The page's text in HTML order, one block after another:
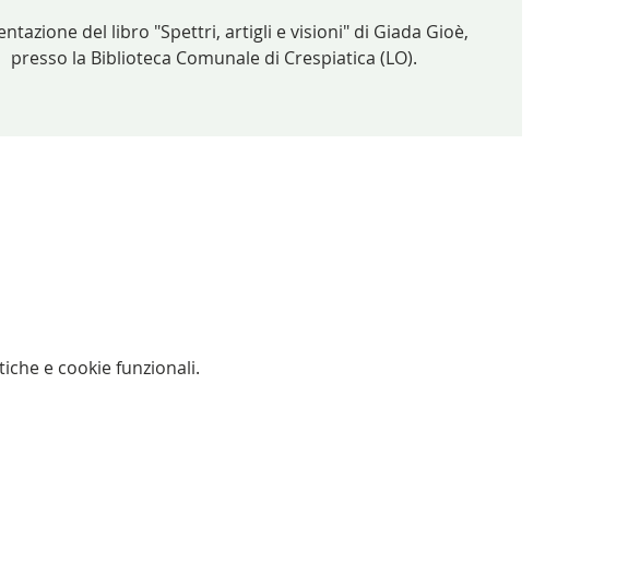
del libro "Spettri, artigli e visioni" di Giada Gioè,
presso la Biblioteca Comunale di Crespiatica (LO).
e cookie funzionali.